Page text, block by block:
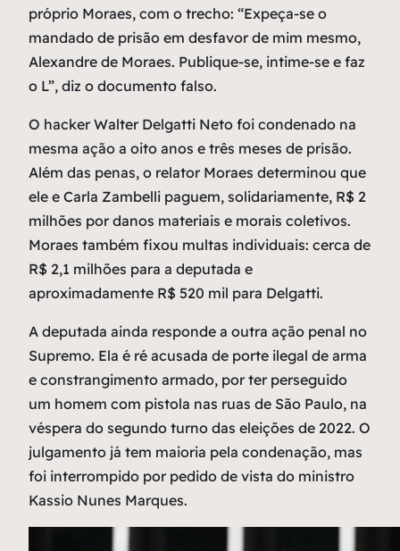
próprio Moraes, com o trecho: “Expeça-se o
mandado de prisão em desfavor de mim mesmo,
Alexandre de Moraes. Publique-se, intime-se e faz
o L”, diz o documento falso.
O hacker Walter Delgatti Neto foi condenado na
mesma ação a oito anos e três meses de prisão.
Além das penas, o relator Moraes determinou que
ele e Carla Zambelli paguem, solidariamente, R$ 2
milhões por danos materiais e morais coletivos.
Moraes também fixou multas individuais: cerca de
R$ 2,1 milhões para a deputada e
aproximadamente R$ 520 mil para Delgatti.
A deputada ainda responde a outra ação penal no
Supremo. Ela é ré acusada de porte ilegal de arma
e constrangimento armado, por ter perseguido
um homem com pistola nas ruas de São Paulo, na
véspera do segundo turno das eleições de 2022. O
julgamento já tem maioria pela condenação, mas
foi interrompido por pedido de vista do ministro
Kassio Nunes Marques.